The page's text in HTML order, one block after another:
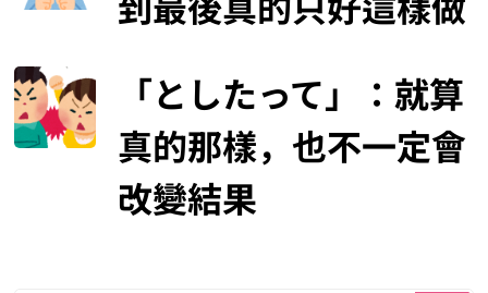
「としたって」：就算
真的那樣，也不一定會
改變結果